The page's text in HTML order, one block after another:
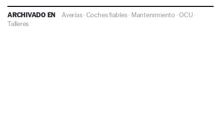
ARCHIVADO EN Averías·Coches fiables· Mantenimiento ·OCU ·
Talleres